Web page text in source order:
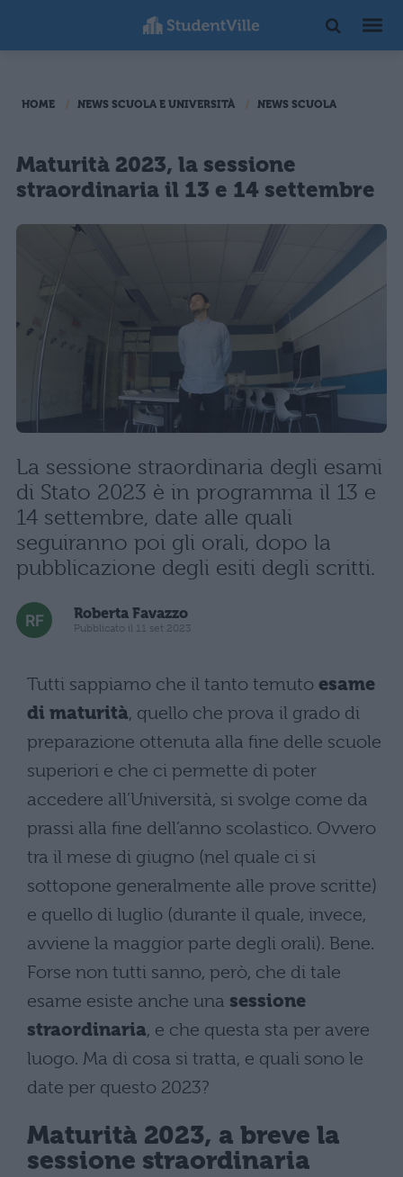
HOME NEWS SCUOLA E UNIVERSITÀ NEWS SCUOLA
Maturità 2023, la sessione
straordinaria il 13 e 14 settembre
La sessione straordinaria degli esami
di Stato 2023 è in programma il 13 e
14 settembre, date alle quali
seguiranno poi gli orali, dopo la
pubblicazione degli esiti degli scritti.
Roberta Favazzo
Pubblicato il 11 set 2023
Tutti sappiamo che il tanto temuto esame
di maturità, quello che prova il grado di
preparazione ottenuta alla fine delle scuole
superiori e che ci permette di poter
accedere all’Università, si svolge come da
prassi alla fine dell’anno scolastico. Ovvero
tra il mese di giugno (nel quale ci si
sottopone generalmente alle prove scritte)
e quello di luglio (durante il quale, invece,
avviene la maggior parte degli orali). Bene.
Forse non tutti sanno, però, che di tale
esame esiste anche una sessione
straordinaria, e che questa sta per avere
luogo. Ma di cosa si tratta, e quali sono le
date per questo 2023?
Maturità 2023, a breve la
sessione straordinaria